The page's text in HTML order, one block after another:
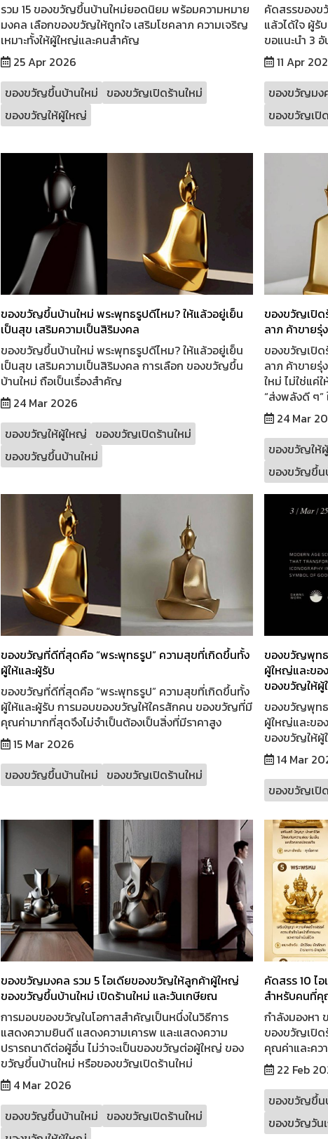
รวม 15 ของขวัญขึ้นบ้านใหม่ยอดนิยม พร้อมความหมาย
มงคล เลือกของขวัญให้ถูกใจ เสริมโชคลาภ ความเจริญ
เหมาะทั้งให้ผู้ใหญ่และคนสำคัญ
25 Apr 2026
ของขวัญขึ้นบ้านใหม่ ของขวัญเปิดร้านใหม่
ของขวัญให้ผู้ใหญ่
คัดสรรของ
แล้วได้ใจ ผู้รั
ขอแนะนำ 3
11 Apr
ของขวัญมง
ของขวัญเปิ
ของขวัญขึ้นบ้านใหม่ พระพุทธรูปดีไหม? ให้แล้วอยู่เย็น
เป็นสุข เสริมความเป็นสิริมงคล
ของขวัญขึ้นบ้านใหม่ พระพุทธรูปดีไหม? ให้แล้วอยู่เย็น
เป็นสุข เสริมความเป็นสิริมงคล การเลือก ของขวัญขึ้น
บ้านใหม่ ถือเป็นเรื่องสำคัญ
24 Mar 2026
ของขวัญให้ผู้ใหญ่ ของขวัญเปิดร้านใหม่
ของขวัญขึ้นบ้านใหม่
ของขวัญเปิด
ลาภ ค้าขายรุ่
ของขวัญเปิด
ลาภ ค้าขาย
ใหม่ ไม่ใช่แค่
“ส่งพลังดี ๆ”
24 Mar
ของขวัญให้
ของขวัญขึ้น
ของขวัญที่ดีที่สุดคือ “พระพุทธรูป” ความสุขที่เกิดขึ้นทั้ง
ผู้ให้และผู้รับ
ของขวัญที่ดีที่สุดคือ “พระพุทธรูป” ความสุขที่เกิดขึ้นทั้ง
ผู้ให้และผู้รับ การมอบของขวัญให้ใครสักคน ของขวัญที่มี
คุณค่ามากที่สุดจึงไม่จำเป็นต้องเป็นสิ่งที่มีราคาสูง
15 Mar 2026
ของขวัญขึ้นบ้านใหม่ ของขวัญเปิดร้านใหม่
ของขวัญพุทธ
ผู้ใหญ่และข
ของขวัญให้
ของขวัญพุทธ
ผู้ใหญ่และข
ของขวัญให้
14 Mar
ของขวัญเปิ
ของขวัญมงคล รวม 5 ไอเดียของขวัญให้ลูกค้าผู้ใหญ่
ของขวัญขึ้นบ้านใหม่ เปิดร้านใหม่ และวันเกษียณ
การมอบของขวัญในโอกาสสำคัญเป็นหนึ่งในวิธีการ
แสดงความยินดี แสดงความเคารพ และแสดงความ
ปรารถนาดีต่อผู้อื่น ไม่ว่าจะเป็นของขวัญต่อผู้ใหญ่ ของ
ขวัญขึ้นบ้านใหม่ หรือของขวัญเปิดร้านใหม่
4 Mar 2026
ของขวัญขึ้นบ้านใหม่ ของขวัญเปิดร้านใหม่
คัดสรร 10 ไ
สำหรับคนที่คุ
กำลังมองหา
ของขวัญเปิ
คุณค่าและคว
22 Feb
ของขวัญขึ้น
ของขวัญวัน